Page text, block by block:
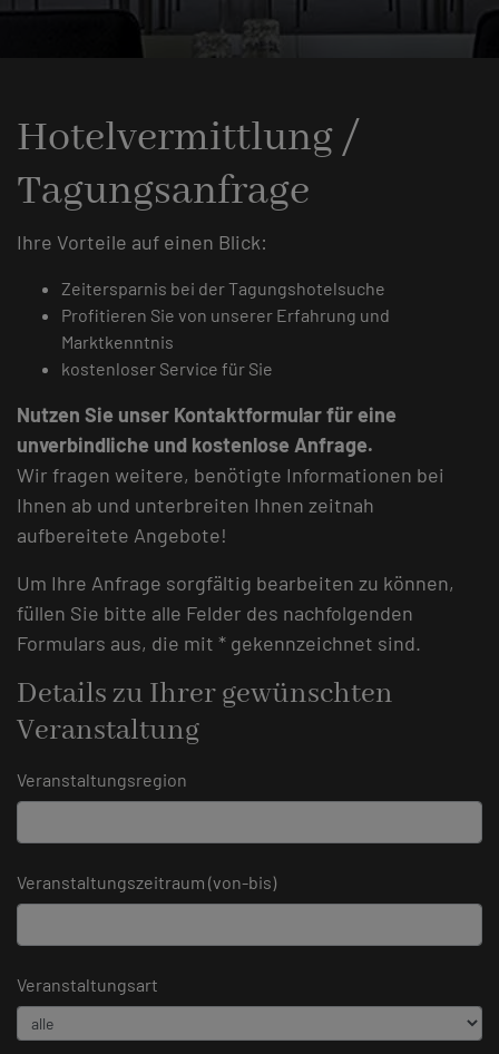
Hotelvermittlung /
Tagungsanfrage
Ihre Vorteile auf einen Blick:
Zeitersparnis bei der Tagungshotelsuche
Profitieren Sie von unserer Erfahrung und
Marktkenntnis
kostenloser Service für Sie
Nutzen Sie unser Kontaktformular für eine
unverbindliche und kostenlose Anfrage.
Wir fragen weitere, benötigte Informationen bei
Ihnen ab und unterbreiten Ihnen zeitnah
aufbereitete Angebote!
Um Ihre Anfrage sorgfältig bearbeiten zu können,
füllen Sie bitte alle Felder des nachfolgenden
Formulars aus, die mit * gekennzeichnet sind.
Details zu Ihrer gewünschten
Veranstaltung
Veranstaltungsregion
Veranstaltungszeitraum (von-bis)
Veranstaltungsart